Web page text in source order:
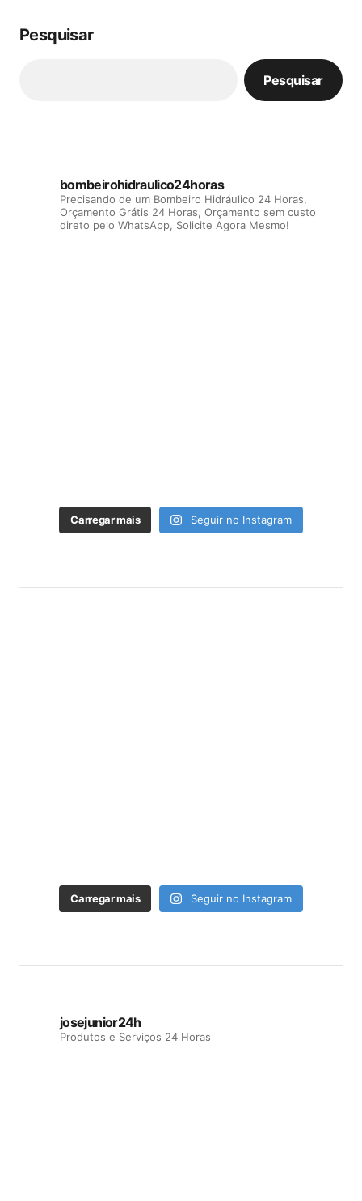
Pesquisar
Pesquisar
bombeirohidraulico24horas
Precisando de um Bombeiro Hidráulico 24 Horas,
Orçamento Grátis 24 Horas, Orçamento sem custo
direto pelo WhatsApp, Solicite Agora Mesmo!
Carregar mais Seguir no Instagram
Carregar mais Seguir no Instagram
josejunior24h
Produtos e Serviços 24 Horas